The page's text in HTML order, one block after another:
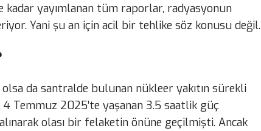
kadar yayımlanan tüm raporlar, radyasyonun
Yani şu an için acil bir tehlike söz konusu değil.
da santralde bulunan nükleer yakıtın sürekli
4 Temmuz 2025’te yaşanan 3.5 saatlik güç
olası bir felaketin önüne geçilmişti. Ancak